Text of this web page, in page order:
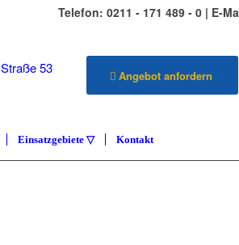
Telefon: 0211 - 171 489 - 0 | E-
Angebot anfordern
53
Einsatzgebiete ▽ Kontakt